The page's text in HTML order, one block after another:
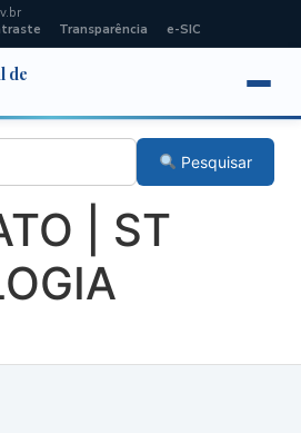
Transparência e-SIC
de
Pesquisar
| ST